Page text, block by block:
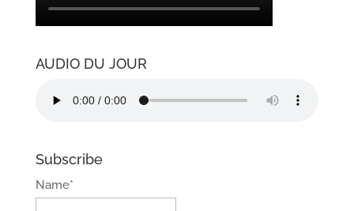
AUDIO DU JOUR
Subscribe
Name*